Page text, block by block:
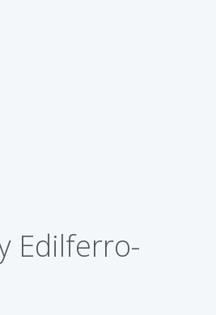
Edilferro-